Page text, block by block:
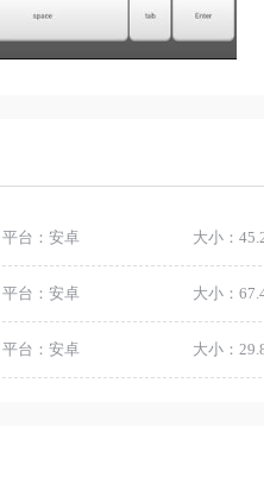
平台：安卓 大小：
平台：安卓 大小：
平台：安卓 大小：